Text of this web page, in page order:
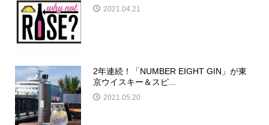
2021.04.21
2年連続！「NUMBER EIGHT GIN」が東
京ウイスキー＆スピ...
2021.05.20